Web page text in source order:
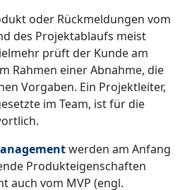
oder Rückmeldungen vom
des Projektablaufs meist
prüft der Kunde am
Rahmen einer Abnahme, die
Vorgaben. Ein Projektleiter,
im Team, ist für die
werden am Anfang
Produkteigenschaften
auch vom MVP (engl.